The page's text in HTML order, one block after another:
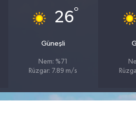
26°
Güneşli
Nem: %71
Rüzgar: 7.89 m/s